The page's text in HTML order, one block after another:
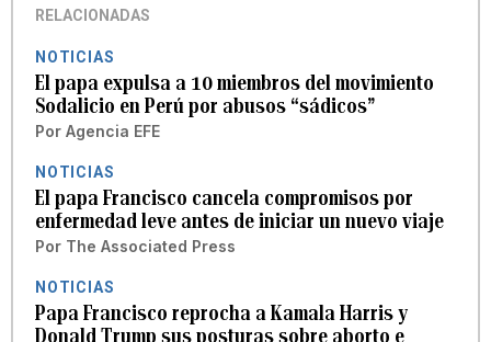
RELACIONADAS
NOTICIAS
El papa expulsa a 10 miembros del movimiento
Sodalicio en Perú por abusos “sádicos”
Por Agencia EFE
NOTICIAS
El papa Francisco cancela compromisos por
enfermedad leve antes de iniciar un nuevo viaje
Por The Associated Press
NOTICIAS
Papa Francisco reprocha a Kamala Harris y
Donald Trump sus posturas sobre aborto e